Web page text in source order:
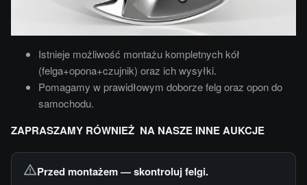
Istnieje możliwość montażu kompletnych kół
(felga+opona+czujnik) oraz ich wysyłki.
Pomagamy w prawidłowym doborze felg oraz opon do
samochodu.
ZAPRASZAMY RÓWNIEŻ NA NASZE INNE AUKCJE
Przed montażem — skontroluj felgi.